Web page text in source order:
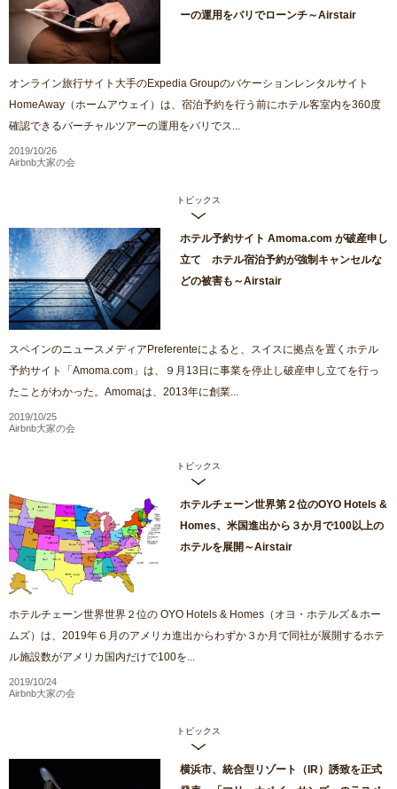
ーの運用をバリでローンチ～Airstair
オンライン旅行サイト大手のExpedia Groupのバケーションレンタルサイト
HomeAway（ホームアウェイ）は、宿泊予約を行う前にホテル客室内を360度
確認できるバーチャルツアーの運用をバリでス...
2019/10/26
Airbnb大家の会
トピックス
ホテル予約サイト Amoma.com が破産申し
立て ホテル宿泊予約が強制キャンセルな
どの被害も～Airstair
スペインのニュースメディアPreferenteによると、スイスに拠点を置くホテル
予約サイト「Amoma.com」は、９月13日に事業を停止し破産申し立てを行っ
たことがわかった。Amomaは、2013年に創業...
2019/10/25
Airbnb大家の会
トピックス
ホテルチェーン世界第２位のOYO Hotels &
Homes、米国進出から３か月で100以上の
ホテルを展開～Airstair
ホテルチェーン世界世界２位の OYO Hotels & Homes（オヨ・ホテルズ＆ホー
ムズ）は、2019年６月のアメリカ進出からわずか３か月で同社が展開するホテ
ル施設数がアメリカ国内だけで100を...
2019/10/24
Airbnb大家の会
トピックス
横浜市、統合型リゾート（IR）誘致を正式